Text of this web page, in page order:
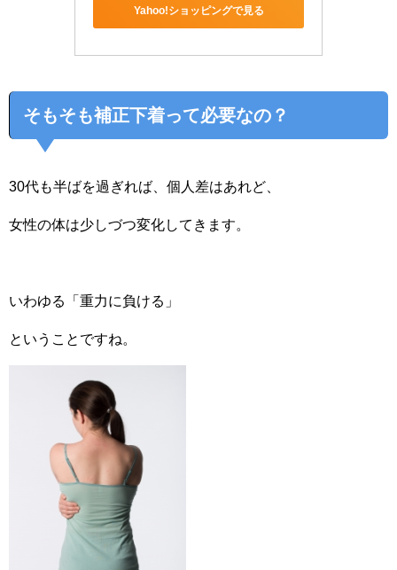
Yahoo!ショッピングで見る
そもそも補正下着って必要なの？
30代も半ばを過ぎれば、個人差はあれど、
女性の体は少しづつ変化してきます。
いわゆる「重力に負ける」
ということですね。